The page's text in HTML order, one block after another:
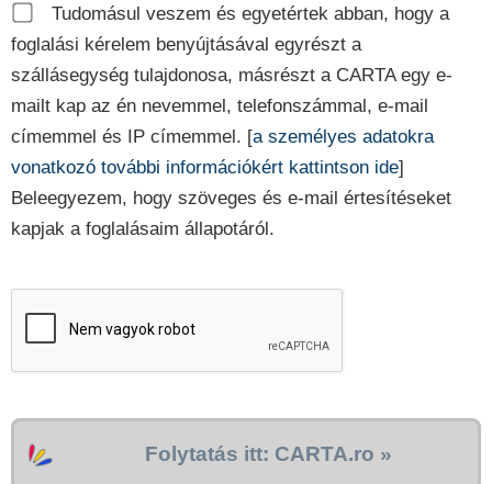
Tudomásul veszem és egyetértek abban, hogy a
foglalási kérelem benyújtásával egyrészt a
szállásegység tulajdonosa, másrészt a CARTA egy e-
mailt kap az én nevemmel, telefonszámmal, e-mail
címemmel és IP címemmel. [a személyes adatokra
vonatkozó további információkért kattintson ide]
Beleegyezem, hogy szöveges és e-mail értesítéseket
kapjak a foglalásaim állapotáról.
Folytatás itt: CARTA.ro »